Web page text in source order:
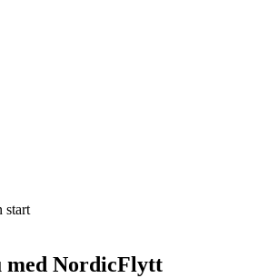
start
med NordicFlytt